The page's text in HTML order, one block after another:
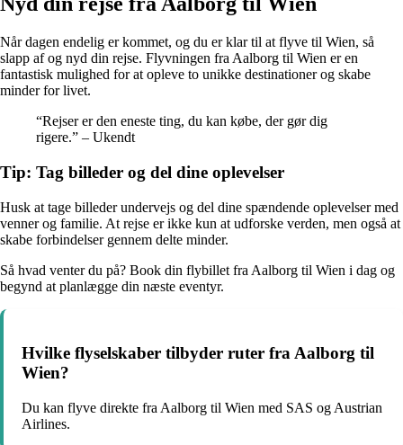
Når dagen endelig er kommet, og du er klar til at flyve til Wien, så
slapp af og nyd din rejse. Flyvningen fra Aalborg til Wien er en
fantastisk mulighed for at opleve to unikke destinationer og skabe
minder for livet.
“Rejser er den eneste ting, du kan købe, der gør dig
rigere.” – Ukendt
Tip: Tag billeder og del dine oplevelser
Husk at tage billeder undervejs og del dine spændende oplevelser med
venner og familie. At rejse er ikke kun at udforske verden, men også at
skabe forbindelser gennem delte minder.
Så hvad venter du på? Book din flybillet fra Aalborg til Wien i dag og
begynd at planlægge din næste eventyr.
Hvilke flyselskaber tilbyder ruter fra Aalborg til
Wien?
Du kan flyve direkte fra Aalborg til Wien med SAS og Austrian
Airlines.